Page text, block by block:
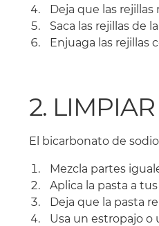
Deja que las
Saca las rejillas de
Enjuaga las rejillas
2.
El bicarbonato de
Mezcla partes
Aplica la pasta a
Deja que la pasta
Usa un estropajo o